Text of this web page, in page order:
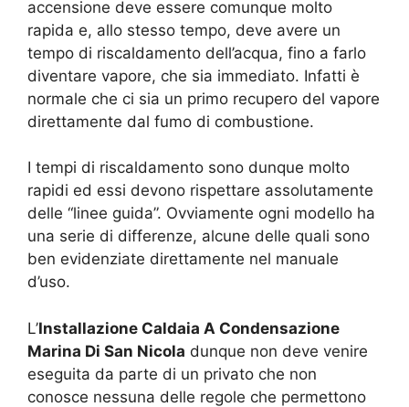
accensione deve essere comunque molto
rapida e, allo stesso tempo, deve avere un
tempo di riscaldamento dell’acqua, fino a farlo
diventare vapore, che sia immediato. Infatti è
normale che ci sia un primo recupero del vapore
direttamente dal fumo di combustione.
I tempi di riscaldamento sono dunque molto
rapidi ed essi devono rispettare assolutamente
delle “linee guida”. Ovviamente ogni modello ha
una serie di differenze, alcune delle quali sono
ben evidenziate direttamente nel manuale
d’uso.
L’Installazione Caldaia A Condensazione
Marina Di San Nicola dunque non deve venire
eseguita da parte di un privato che non
conosce nessuna delle regole che permettono